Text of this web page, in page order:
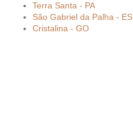
Terra Santa - PA
São Gabriel da Palha - ES
Cristalina - GO